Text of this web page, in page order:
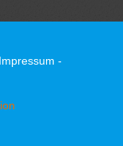
Impressum -